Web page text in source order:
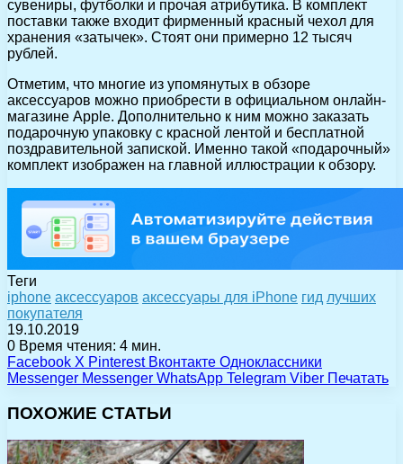
сувениры, футболки и прочая атрибутика. В комплект
поставки также входит фирменный красный чехол для
хранения «затычек». Стоят они примерно 12 тысяч
рублей.
Отметим, что многие из упомянутых в обзоре
аксессуаров можно приобрести в официальном онлайн-
магазине Apple. Дополнительно к ним можно заказать
подарочную упаковку с красной лентой и бесплатной
поздравительной запиской. Именно такой «подарочный»
комплект изображен на главной иллюстрации к обзору.
Теги
iphone аксессуаров аксессуары для iPhone гид лучших
покупателя
19.10.2019
0 Время чтения: 4 мин.
Facebook X Pinterest Вконтакте Одноклассники
Messenger Messenger WhatsApp Telegram Viber Печатать
ПОХОЖИЕ СТАТЬИ